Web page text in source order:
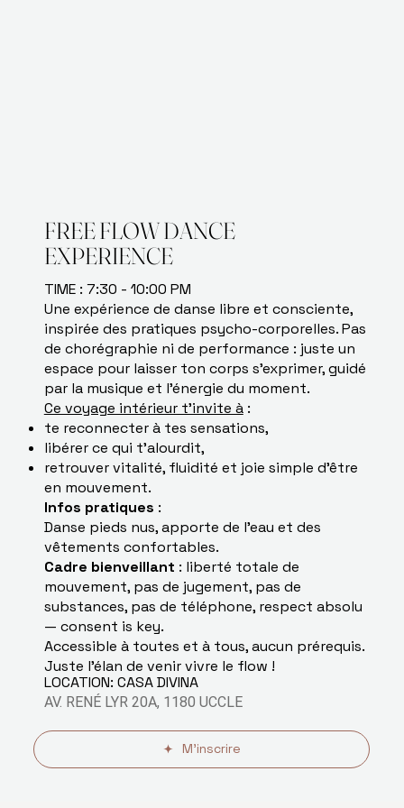
FREE FLOW DANCE
EXPERIENCE
TIME : 7:30 - 10:00 PM
Une expérience de danse libre et consciente,
inspirée des pratiques psycho-corporelles. Pas
de chorégraphie ni de performance : juste un
espace pour laisser ton corps s’exprimer, guidé
par la musique et l’énergie du moment.
Ce voyage intérieur t’invite à:
te reconnecter à tes sensations,
libérer ce qui t’alourdit,
retrouver vitalité, fluidité et joie simple d’être
en mouvement.
Infos pratiques :
Danse pieds nus, apporte de l’eau et des
vêtements confortables.
Cadre bienveillant : liberté totale de
mouvement, pas de jugement, pas de
substances, pas de téléphone, respect absolu
— consent is key.
Accessible à toutes et à tous, aucun prérequis.
Juste l’élan de venir vivre le flow !
LOCATION: CASA DIVINA
AV. RENÉ LYR 20A, 1180 UCCLE
M'inscrire